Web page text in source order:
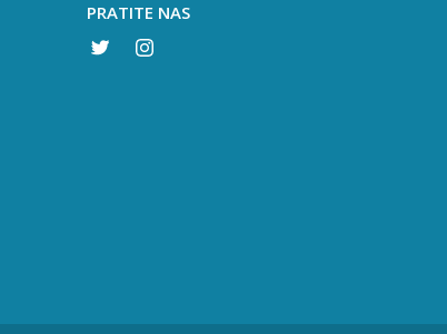
PRATITE NAS